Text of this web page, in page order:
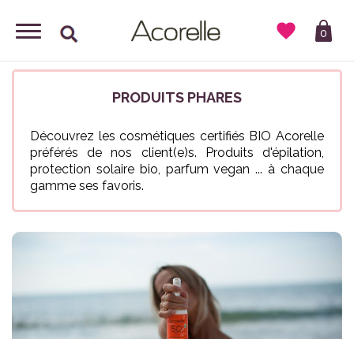
0

PRODUITS PHARES
Découvrez les cosmétiques certifiés BIO Acorelle
préférés de nos client(e)s. Produits d'épilation,
protection solaire bio, parfum vegan ... à chaque
gamme ses favoris.